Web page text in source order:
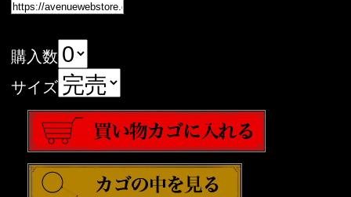
購入数
サイズ